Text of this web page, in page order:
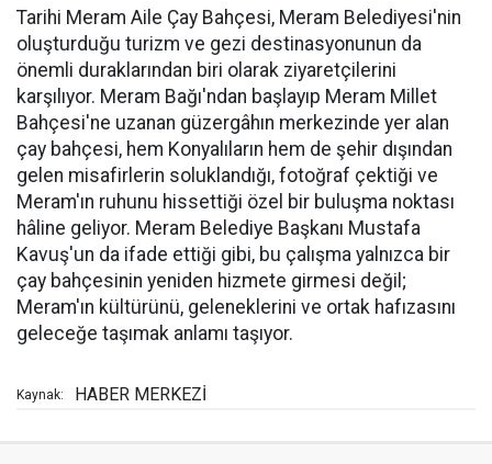
Tarihi Meram Aile Çay Bahçesi, Meram Belediyesi'nin
oluşturduğu turizm ve gezi destinasyonunun da
önemli duraklarından biri olarak ziyaretçilerini
karşılıyor. Meram Bağı'ndan başlayıp Meram Millet
Bahçesi'ne uzanan güzergâhın merkezinde yer alan
çay bahçesi, hem Konyalıların hem de şehir dışından
gelen misafirlerin soluklandığı, fotoğraf çektiği ve
Meram'ın ruhunu hissettiği özel bir buluşma noktası
hâline geliyor. Meram Belediye Başkanı Mustafa
Kavuş'un da ifade ettiği gibi, bu çalışma yalnızca bir
çay bahçesinin yeniden hizmete girmesi değil;
Meram'ın kültürünü, geleneklerini ve ortak hafızasını
geleceğe taşımak anlamı taşıyor.
Kaynak: HABER MERKEZİ